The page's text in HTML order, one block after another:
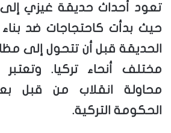
حيث بدأت كاحتجاجات ضد
الحديقة قبل أن تتحول إلى
مختلف أنحاء تركيا. وتعتبر
محاولة انقلاب من قبل
الحكومة التركية.